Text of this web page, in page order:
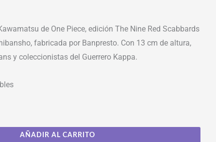
de One Piece, edición The Nine Red Scabbards
fabricada por Banpresto. Con 13 cm de altura,
y coleccionistas del Guerrero Kappa.
AÑADIR AL CARRITO